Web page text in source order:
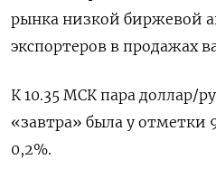
рынка низкой биржевой
экспортеров в продажах
К 10.35 МСК пара доллар/
«завтра» была у отметки
0,2%.